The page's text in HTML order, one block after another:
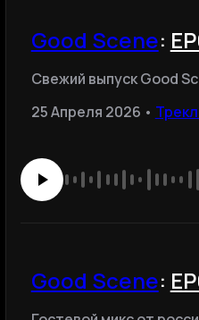
Good Scene:
Свежий выпуск Good
25 Апреля 2026 •
Good Scene: